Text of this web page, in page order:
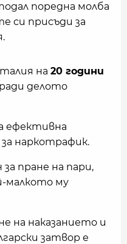
поредна молба
си присъди за
на 20 години
делото
ефективна
за наркотрафик.
пране на пари,
малкото му
на наказанието и
затвор е